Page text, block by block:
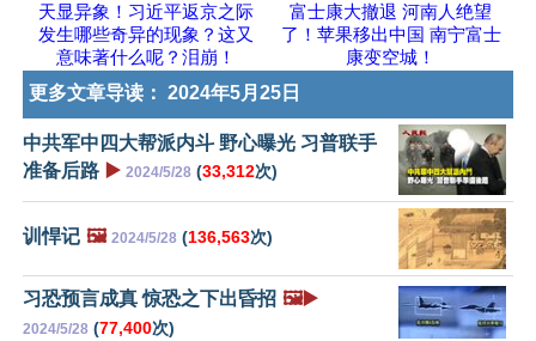
天显异象！习近平返京之际
发生哪些奇异的现象？这又
意味著什么呢？泪崩！
富士康大撤退 河南人绝望
了！苹果移出中国 南宁富士
康变空城！
更多文章导读： 2024年5月25日
中共军中四大帮派内斗 野心曝光 习普联手
准备后路 ▶️ 2024/5/28 (33,312次)
训悍记 🖼️ 2024/5/28 (136,563次)
习恐预言成真 惊恐之下出昏招 🖼️▶️
2024/5/28 (77,400次)